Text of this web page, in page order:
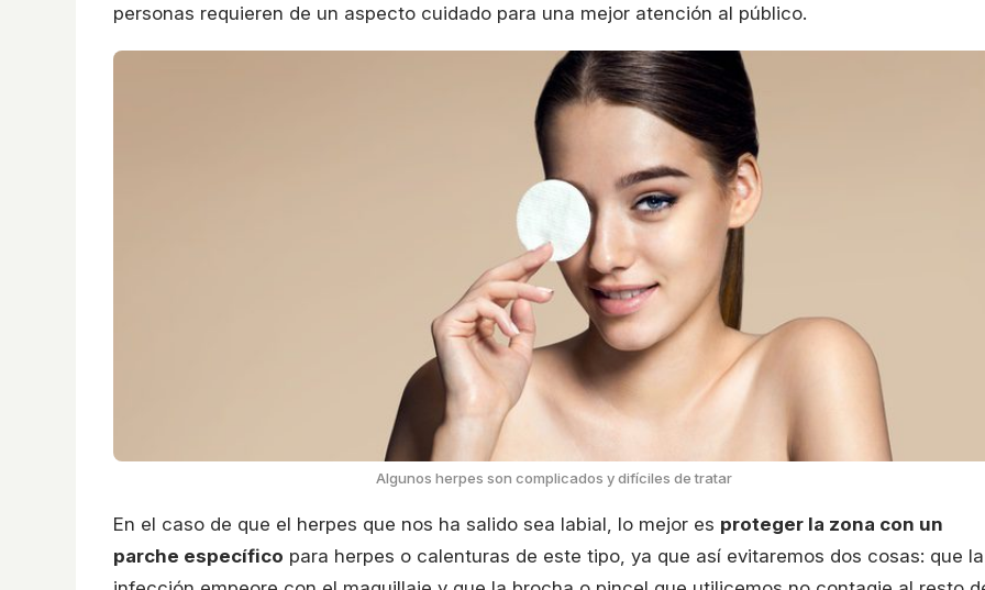
personas requieren de un aspecto cuidado para una mejor atención al público.
Algunos herpes son complicados y difíciles de tratar
En el caso de que el herpes que nos ha salido sea labial, lo mejor es proteger la zona con un
parche específico para herpes o calenturas de este tipo, ya que así evitaremos dos cosas: que la